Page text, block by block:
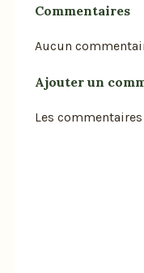
Commentaires
Aucun
Ajouter un
Les